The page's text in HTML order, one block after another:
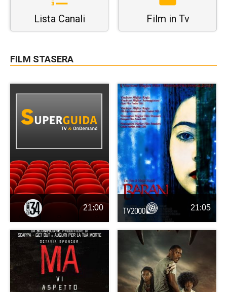
Lista Canali Film in Tv
FILM STASERA
21:00 21:05